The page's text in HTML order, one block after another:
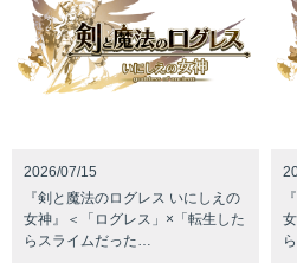
2026/07/15
『剣と魔法のログレス いにしえの
女神』＜「ログレス」×「転生した
らスライムだった…